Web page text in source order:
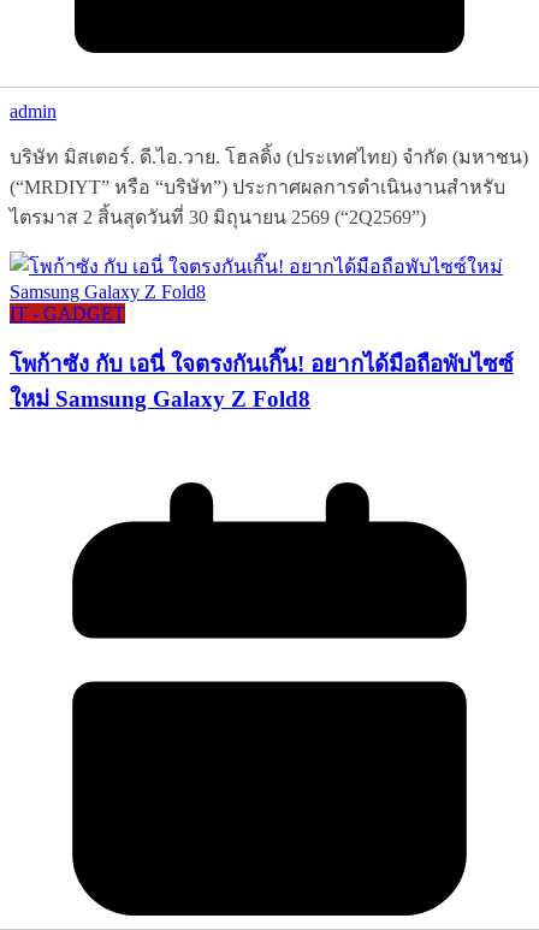
admin
บริษัท มิสเตอร์. ดี.ไอ.วาย. โฮลดิ้ง (ประเทศไทย) จำกัด (มหาชน)
(“MRDIYT” หรือ “บริษัท”) ประกาศผลการดำเนินงานสำหรับ
ไตรมาส 2 สิ้นสุดวันที่ 30 มิถุนายน 2569 (“2Q2569”)
IT - GADGET
โพก้าซัง กับ เอนี่ ใจตรงกันเกิ๊น! อยากได้มือถือพับไซซ์
ใหม่ Samsung Galaxy Z Fold8